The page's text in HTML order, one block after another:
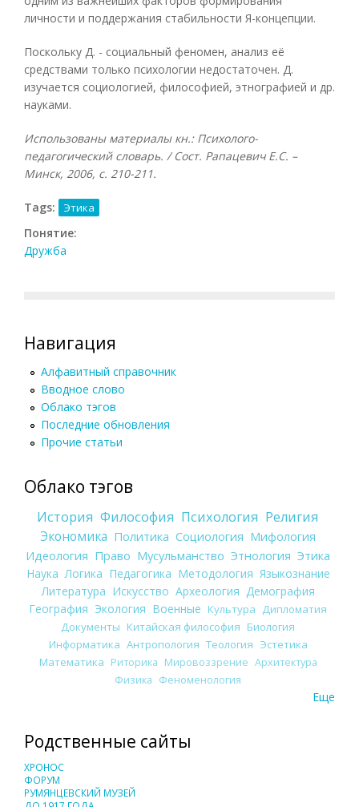
личности и поддержания стабильности Я-концепции.
Поскольку Д. - социальный феномен, анализ её
средствами только психологии недостаточен. Д.
изучается социологией, философией, этнографией и др.
науками.
Использованы материалы кн.: Психолого-
педагогический словарь. / Сост. Рапацевич Е.С. –
Минск, 2006, с. 210-211.
Tags: Этика
Понятие:
Дружба
Навигация
Алфавитный справочник
Вводное слово
Облако тэгов
Последние обновления
Прочие статьи
Облако тэгов
История Философия Психология Религия
Экономика Политика Социология Мифология
Идеология Право Мусульманство Этнология Этика
Наука Логика Педагогика Методология Языкознание
Литература Искусство Археология Демография
География Экология Военные Культура
Дипломатия
Документы Китайская философия Биология
Информатика Антропология Теология Эстетика
Математика Риторика Мировоззрение Архитектура
Физика Феноменология
Еще
Родственные сайты
ХРОНОС
ФОРУМ
РУМЯНЦЕВСКИЙ МУЗЕЙ